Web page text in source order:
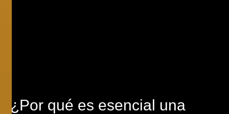
¿Por qué es esencial una